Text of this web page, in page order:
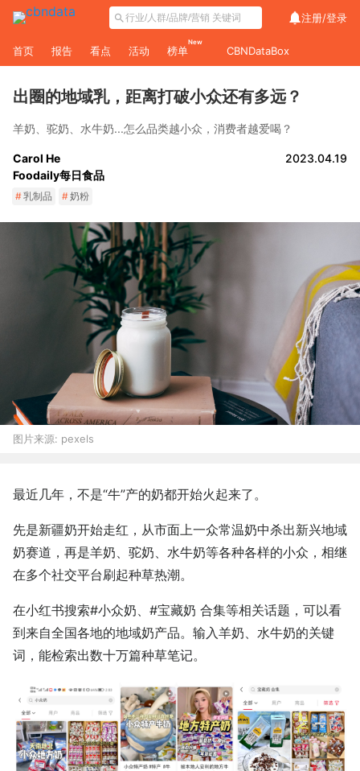
注册/登录
首页 报告 看点 活动 榜单
New
CBNDataBox
出圈的地域乳，距离打破小众还有多远？
羊奶、驼奶、水牛奶...怎么品类越小众，消费者越爱喝？
Carol He
Foodaily每日食品
2023.04.19
#乳制品 #奶粉
图片来源: pexels
最近几年，不是“牛”产的奶都开始火起来了。
先是新疆奶开始走红，从市面上一众常温奶中杀出新兴地域
奶赛道，再是羊奶、驼奶、水牛奶等各种各样的小众，相继
在多个社交平台刷起种草热潮。
在小红书搜索#小众奶、#宝藏奶 合集等相关话题，可以看
到来自全国各地的地域奶产品。输入羊奶、水牛奶的关键
词，能检索出数十万篇种草笔记。